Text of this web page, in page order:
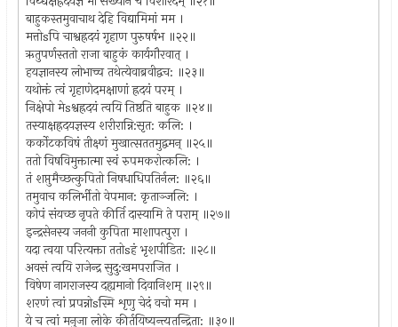
बाहुकस्तमुवाचाथ देहि विद्यामिमां मम ।
मत्तोsपि चाश्वह्रदयं गृहाण पुरुषर्षभ ॥२२॥
ऋतुपर्णस्ततो राजा बाहुकं कार्यगौरवात् ।
हयज्ञानस्य लोभाच्च तथेत्येवाब्रवीद्वच: ॥२३॥
यथोक्तं त्वं गृहाणेदमक्षाणां ह्रदयं परम् ।
निक्षेपो मेsश्वह्रदयं त्वयि तिष्ठति बाहुक ॥२४॥
तस्याक्षह्रदयज्ञस्य शरीरान्नि:सृत: कलि: ।
कर्कोटकविषं तीक्ष्णं मुखात्सततमुद्वमन् ॥२५॥
ततो विषविमुक्तात्मा स्वं रुपमकरोत्कलि: ।
तं शप्तुमैच्छत्कुपितो निषधाधिपतिर्नल: ॥२६॥
तमुवाच कलिर्भीतो वेपमान: कृताञ्जलि: ।
कोपं संयच्छ नृपते कीर्ति दास्यामि ते पराम् ॥२७॥
इन्द्रसेनस्य जननी कुपिता माशापत्पुरा ।
यदा त्वया परित्यक्ता ततोsहं भृशपीडित: ॥२८॥
अवसं त्वयि राजेन्द्र सुदु:खमपराजित ।
विषेण नागराजस्य दह्यमानो दिवानिशम् ॥२९॥
शरणं त्वां प्रपन्नोsस्मि शृणु चेदं वचो मम ।
ये च त्वां मनुजा लोके कीर्तयिष्यन्त्यतन्द्रिता: ॥३०॥